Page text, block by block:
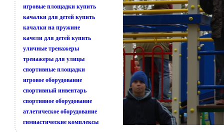
игровые площадки купить
качалки для детей купить
качалки на пружине
качели для детей купить
уличные тренажеры
тренажеры для улицы
спортивные площадки
игровое оборудование
спортивный инвентарь
спортивное оборудование
атлетическое оборудование
гимнастические комплексы